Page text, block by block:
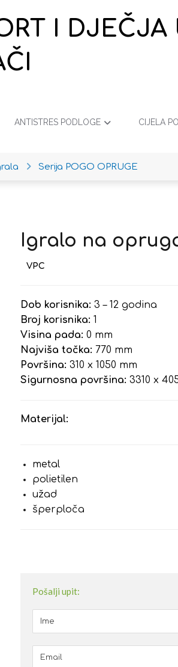
I DJEČJA
ANTISTRES PODLOGE CIJELA
Serija POGO OPRUGE
Igralo na
Dob korisnika: 3 – 12 godina
Broj korisnika: 1
Visina pada: 0 mm
Najviša točka: 770 mm
Površina: 310 x 1050 mm
Sigurnosna površina: 3310 x
Materijal:
metal
polietilen
užad
šperploča
Pošalji upit: